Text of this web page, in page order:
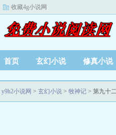
收藏4g小说网
首页 玄幻小说 修真小说
y9h2小说网 > 玄幻小说 > 牧神记 > 第九十